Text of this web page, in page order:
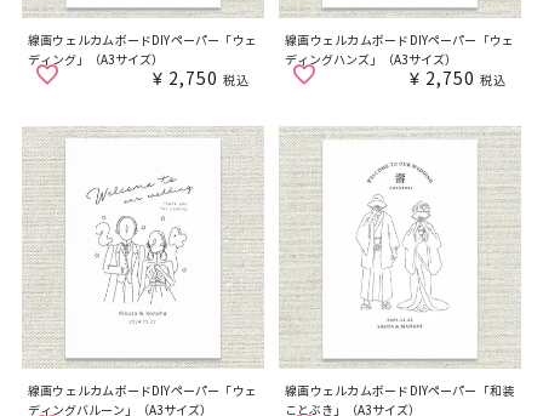
線画ウェルカムボードDIYペーパー「ウェ
ディング」（A3サイズ）
¥ 2,750 税込
線画ウェルカムボードDIYペーパー「ウェ
ディングハンズ」（A3サイズ）
¥ 2,750 税込
線画ウェルカムボードDIYペーパー「ウェ
ディングバルーン」（A3サイズ）
線画ウェルカムボードDIYペーパー「和装
ことぶき」（A3サイズ）